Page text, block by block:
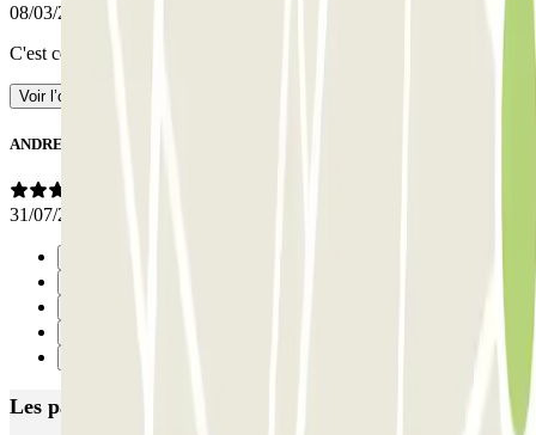
08/03/2026
C'est central. Bonne entrée et sortie.
Voir l’original
ANDREW
31/07/2025
Les parkings les mieux notés à Mataro